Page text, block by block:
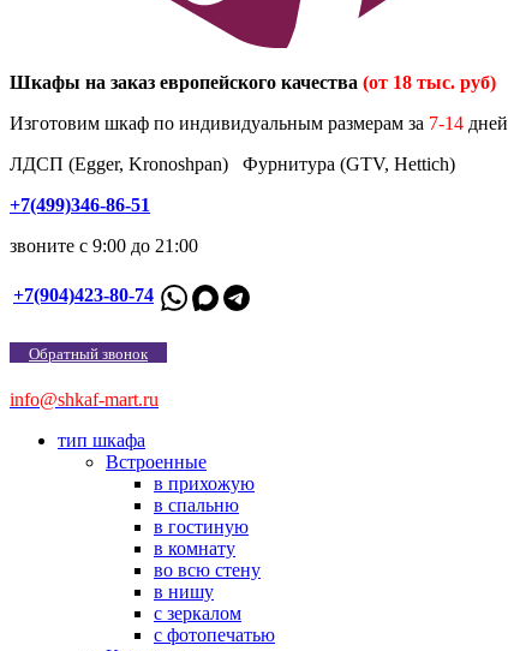
Шкафы на заказ европейского качества (от 18 тыс. руб)
Изготовим шкаф по индивидуальным размерам за 7-14 дней
ЛДСП (Egger, Kronoshpan) Фурнитура (GTV, Hettich)
+7(499)346-86-51
звоните с 9:00 до 21:00
+7(904)423-80-74
Обратный звонок
info@shkaf-mart.ru
тип шкафа
Встроенные
в прихожую
в спальню
в гостиную
в комнату
во всю стену
в нишу
с зеркалом
с фотопечатью